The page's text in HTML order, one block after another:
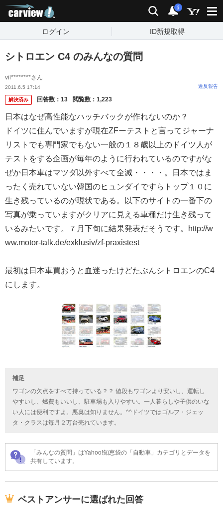
検索 通知
i
ログイン ID新規取得
シトロエン C4 のみんなの質問
vil********さん
2011.6.5 17:14 違反報告
解決済み 回答数： 13 閲覧数： 1,223
日本はなぜ高性能なハッチバックが作れないのか？
ドイツに住んでいますが現在ZFーテストと言ってジャーナ
リストでも専門家でもない一般の１８歳以上のドイツ人が
テストをする企画が毎年のように行われているのですがな
ぜか日本車はマツダ以外すべて全滅・・・・。日本ではま
ったく売れていない韓国のヒュンダイですらトップ１０に
生き残っているのが現状である。以下のサイトの一番下の
写真が乗っていますがクリアに見える車種だけ生き残って
いるみたいです。７月下旬に結果発表だそうです。http://w
ww.motor-talk.de/exklusiv/zf-praxistest
最初は日本車買おうと血迷ったけどたぶんシトロエンのC4
にします。
補足
ワゴンの欠点をすべて持っている？？ 値段もワゴンより安いし、運転し
やすいし、燃費もいいし、駐車場も入りやすい。一人暮らしや子供のいな
い人には便利ですよ。悪臭は知りません。^^ドイツではゴルフ・ジェッ
タ・クラスは毎月２万台売れています。
「みんなの質問」はYahoo!知恵袋の「自動車」カテゴリとデータを
共有しています。
ベストアンサーに選ばれた回答